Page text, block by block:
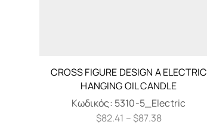
CROSS FIGURE DESIGN A ELECTRIC
HANGING OIL CANDLE
Κωδικός: 5310-5_Electric
$82.41 –$87.38